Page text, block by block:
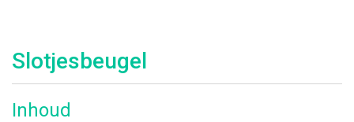
Slotjesbeugel
Inhoud